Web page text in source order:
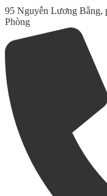
95 Nguyễn Lương Bằng,
Phòng